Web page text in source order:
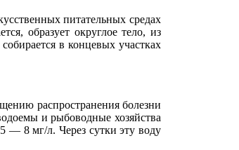
питательных средах
образует округлое тело, из
в концевых участках
распространения болезни
и рыбоводные хозяйства
— 8 мг/л. Через сутки эту воду